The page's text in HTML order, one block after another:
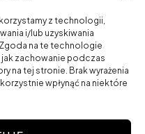
z technologii,
i/lub uzyskiwania
na te technologie
zachowanie podczas
na tej stronie. Brak wyrażenia
wpłynąć na niektóre